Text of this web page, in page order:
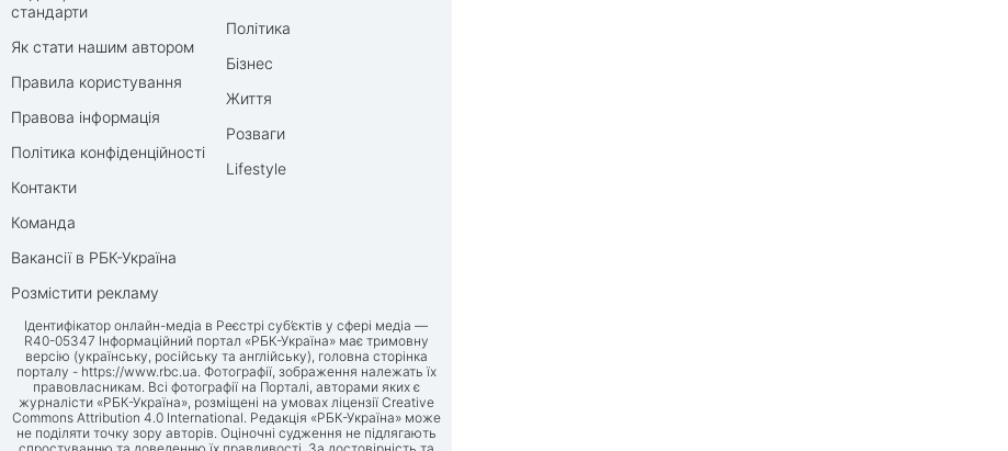
стандарти
Як стати нашим автором
Правила користування
Правова інформація
Політика конфіденційності
Контакти
Команда
Вакансії в РБК-Україна
Розмістити рекламу
Політика
Бізнес
Життя
Розваги
Lifestyle
Ідентифікатор онлайн-медіа в Реєстрі суб’єктів у сфері медіа —
R40-05347 Інформаційний портал «РБК-Україна» має тримовну
версію (українську, російську та англійську), головна сторінка
порталу - https://www.rbc.ua. Фотографії, зображення належать їх
правовласникам. Всі фотографії на Порталі, авторами яких є
журналісти «РБК-Україна», розміщені на умовах ліцензії Creative
Commons Attribution 4.0 International. Редакція «РБК-Україна» може
не поділяти точку зору авторів. Оціночні судження не підлягають